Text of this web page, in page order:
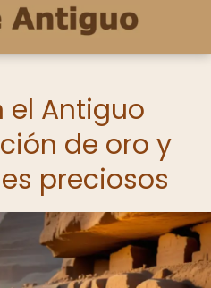
el Antiguo
de oro y
preciosos